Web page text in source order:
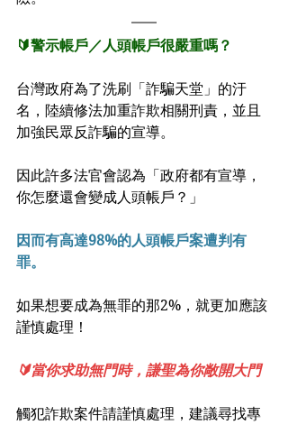
🔰警示帳戶／人頭帳戶很嚴重嗎？
台灣政府為了洗刷「詐騙天堂」的汙
名，陸續修法加重詐欺相關刑責，並且
加強民眾反詐騙的宣導。
因此許多法官會認為「政府都有宣導，
你怎麼還會變成人頭帳戶？」
因而有高達98%的人頭帳戶案遭判有
罪。
如果想要成為無罪的那2%，就更加應該
謹慎處理！
🔰當你求助無門時，謙聖為你敞開大門
觸犯詐欺案件請謹慎處理，建議尋找專